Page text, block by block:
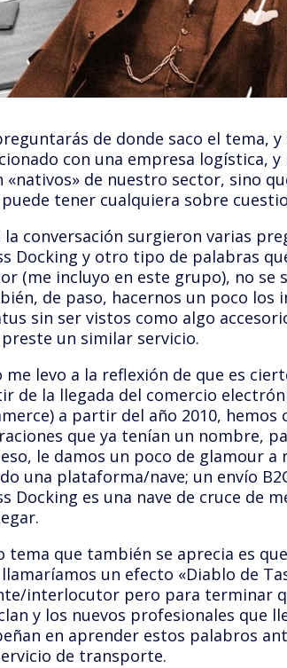
de donde saco el tema,
con una empresa logística,
«nativos» de nuestro sector, sino
tener cualquiera sobre
la conversación surgieron varias
Docking y otro tipo de palabras
(me incluyo en este grupo), no
de paso, hacernos un poco los
sin ser vistos como algo
un similar servicio.
me levo a la reflexión de que es
de la llegada del comercio
a partir del año 2010,
que ya tenían un nombre,
le damos un poco de glamour
una plataforma/nave; un envío
Docking es una nave de cruce de
tema que también se aprecia es
un efecto «Diablo de
interlocutor pero para terminar
y los nuevos profesionales que
en aprender estos palabros
de transporte.